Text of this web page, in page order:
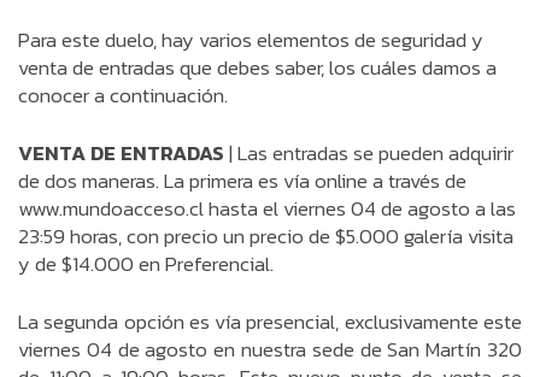
Para este duelo, hay varios elementos de seguridad y
venta de entradas que debes saber, los cuáles damos a
conocer a continuación.
VENTA DE ENTRADAS | Las entradas se pueden adquirir
de dos maneras. La primera es vía online a través de
www.mundoacceso.cl hasta el viernes 04 de agosto a las
23:59 horas, con precio un precio de $5.000 galería visita
y de $14.000 en Preferencial.
La segunda opción es vía presencial, exclusivamente este
viernes 04 de agosto en nuestra sede de San Martín 320